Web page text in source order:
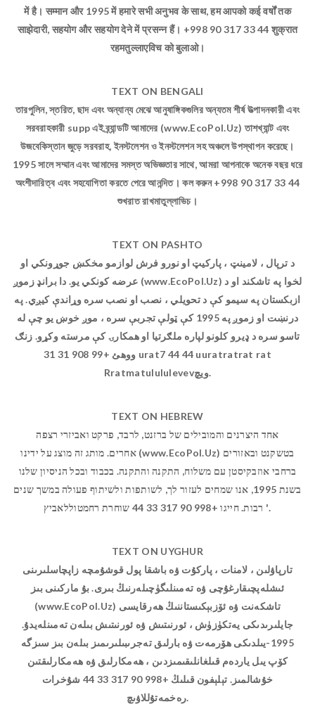
में है। सम्मान और 1995 में हमारे सभी अनुभव के साथ, हम आपको कई वर्षों तक
साझेदारी, सहयोग और सहयोग देने में प्रसन्न हैं। +998 90 317 33 44 शुक्रात
रहमतुल्लाएविच को बुलाओ।
TEXT ON BENGALI
তারপুলিন, স্তরিত, ছাদ এবং অন্যান্য মেঝে আনুষাঙ্গিকগুলির অন্যতম শীর্ষ উত্পাদনকারী এবং
সরবরাহকারী supp এই ব্র্যান্ডটি আমাদের (www.EcoPol.Uz) তাশখ্যান্ট এবং
উজবেকিস্তান জুড়ে সরবরাহ, ইনস্টলেশন ও ইনস্টলেশন সহ অঞ্চলে উপস্থাপন করেছে।
1995 সালে সম্মান এবং আমাদের সমস্ত অভিজ্ঞতার সাথে, আমরা আপনাকে অনেক বছর ধরে
অংশীদারিত্ব এবং সহযোগিতা করতে পেরে আনন্দিত। কল করুন +998 90 317 33 44
শুখরাত রাখমাতুল্লাভিচ।
TEXT ON PASHTO
د ترپال ، لامینټ ، پارکیټ او نورو فرش لوازمو مخکښ جوړونکي او
عرضه کونکي یو. دا برانډ زموږ (www.EcoPol.Uz) لخوا په تاشکند او د
ازبکستان په سیمو کې د تحویلي ، نصب او نصب سره وړاندې کیږي. په
درنښت او زموږ په 1995 کې ټولې تجربې سره ، موږ خوښ یو چې له
تاسو سره د ډیرو کلونو لپاره ملګرتیا او همکارۍ کې مرسته وکړو. زنګ
ووهئ +99 908 31 31 urat7 44 44 uuratratrat rat
Rratmatulululevevویچ.
TEXT ON HEBREW
אחד היצרנים והמובילים של ברזנט, לרבד, פרקט ואביזרי רצפה
אחרים. מותג זה מוצג על ידינו (www.EcoPol.Uz) בטשקנט ובאזורים
ברחבי אוזבקיסטן עם משלוח, התקנה והתקנה. בכבוד ובכל הניסיון שלנו
בשנת 1995, אנו שמחים לעזור לך, לשותפות ולשיתוף פעולה במשך שנים
רבות. חייגו +998 90 317 33 44 שוחרת רחמטוללאביץ '.
TEXT ON UYGHUR
تارپاۋلىن ، لامنات ، پاركۇت ۋە باشقا پول قوشۇمچە زاپچاسلىرىنى
ئىشلەپچىقارغۇچى ۋە تەمىنلىگۈچىلەرنىڭ بىرى. بۇ ماركىنى بىز
(www.EcoPol.Uz) تاشكەنت ۋە ئۆزبېكىستاننىڭ ھەرقايسى
جايلىرىدىكى يەتكۈزۈش ، ئورنىتىش ۋە ئورنىتىش بىلەن تەمىنلەيدۇ.
1995-يىلدىكى ھۆرمەت ۋە بارلىق تەجرىبىلىرىمىز بىلەن بىز سىزگە
كۆپ يىل ياردەم قىلغانلىقىمىزدىن ، ھەمكارلىق ۋە ھەمكارلىقتىن
خۇشالمىز. تېلېفون قىلىڭ +998 90 317 33 44 شۇخرات
رەخمەتۇللاۋىچ.